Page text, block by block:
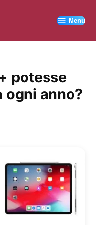
Menu
potesse
ogni anno?